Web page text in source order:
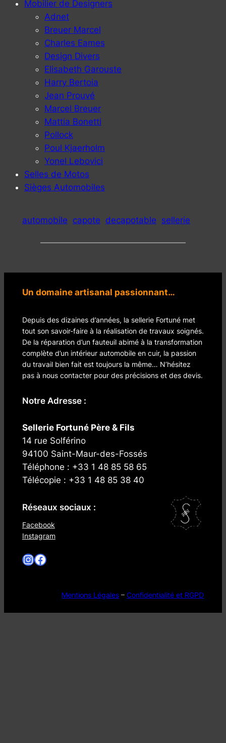
Mobilier de Designers
Adnet
Breuer Marcel
Charles Eames
Design Divers
Elisabeth Garouste
Harry Bertoia
Jean Prouvé
Marcel Breuer
Mattia Bonetti
Pollock
Poul Kjaerholm
Yonel Lebovici
Selles de Motos
Sièges Automobiles
automobile capote decapotable sellerie
Un domaine artisanal passionnant…
Depuis des dizaines d’années, la sellerie Fortuné met
tout son savoir-faire à la réalisation de travaux soignés.
De la réparation d’un fauteuil abimé à la transformation
complète d’un intérieur automobile en cuir, la passion
du travail bien fait est toujours la même… N’hésitez
pas à nous contacter pour des précisions et des devis.
Notre Adresse :
Sellerie Fortuné Père & Fils
14 rue Solférino
94100 Saint-Maur-des-Fossés
Téléphone : +33 1 48 85 58 65
Télécopie : +33 1 48 85 38 40
Réseaux sociaux :
Facebook
Instagram
InstagramFacebook
Mentions Légales –Confidentialité et RGPD